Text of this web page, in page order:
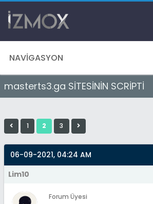
NAVIGASYON
masterts3.ga SİTESİNİN SCRİPTİ
1 2 3
06-09-2021, 04:24 AM
Lim10
Forum Üyesi